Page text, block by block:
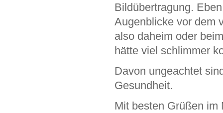
Bildübertragung.
Augenblicke vor dem
also daheim oder
hätte viel schlimmer
Davon ungeachtet
Gesundheit.
Mit besten Grüßen im